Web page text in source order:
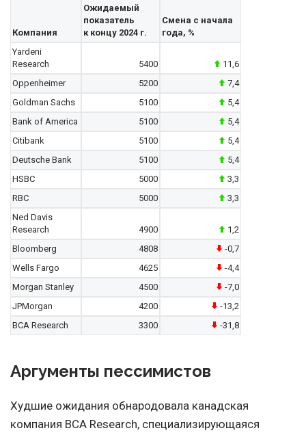
Компания
Ожидаемый
показатель
к концу 2024 г.
Смена с начала
года, %
Yardeni
Research
5400
11,6
Oppenheimer
5200
7,4
Goldman Sachs
5100
5,4
Bank of America
5100
5,4
Citibank
5100
5,4
Deutsche Bank
5100
5,4
HSBC
5000
3,3
RBC
5000
3,3
Ned Davis
Research
4900
1,2
Bloomberg
4808
-0,7
Wells Fargo
4625
-4,4
Morgan Stanley
4500
-7,0
JPMorgan
4200
-13,2
BCA Research
3300 -31,8
Аргументы пессимистов
Худшие ожидания обнародовала канадская
компания BCA Research, специализирующаяся